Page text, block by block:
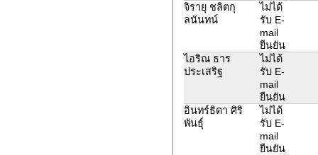
จิรายุ ชลิตกุ
ลนันทน์
ไม่ได้
รับ E-
mail
ยืนยัน
ไอริณ ธาร
ประเสริฐ
ไม่ได้
รับ E-
mail
ยืนยัน
อินทร์ธิดา ศิริ
พันธุ์
ไม่ได้
รับ E-
mail
ยืนยัน